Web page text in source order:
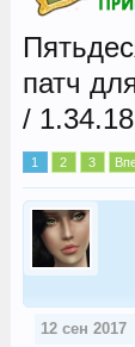
патч
/
1 2 3
12 сен 2017